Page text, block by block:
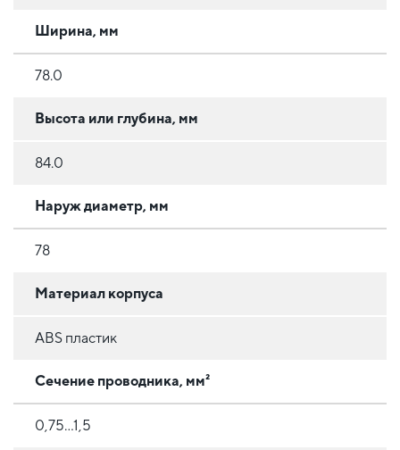
Ширина, мм
78.0
Высота или глубина, мм
84.0
Наруж диаметр, мм
78
Материал корпуса
ABS пластик
Сечение проводника, мм²
0,75...1,5